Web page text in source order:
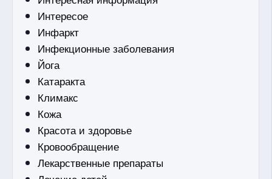
Интересое
Инфаркт
Инфекционные заболевания
Йога
Катаракта
Климакс
Кожа
Красота и здоровье
Кровообращение
Лекарственные препараты